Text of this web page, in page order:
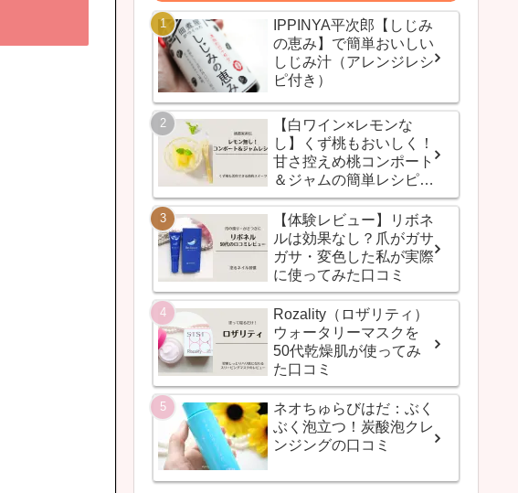
IPPINYA平次郎【しじみ
の恵み】で簡単おいしい
しじみ汁（アレンジレシ
ピ付き）
【白ワイン×レモンな
し】くず桃もおいしく！
甘さ控えめ桃コンポート
＆ジャムの簡単レシピ
（桃農家直伝）
【体験レビュー】リボネ
ルは効果なし？爪がガサ
ガサ・変色した私が実際
に使ってみた口コミ
Rozality（ロザリティ）
ウォータリーマスクを
50代乾燥肌が使ってみ
た口コミ
ネオちゅらびはだ：ぶく
ぶく泡立つ！炭酸泡クレ
ンジングの口コミ